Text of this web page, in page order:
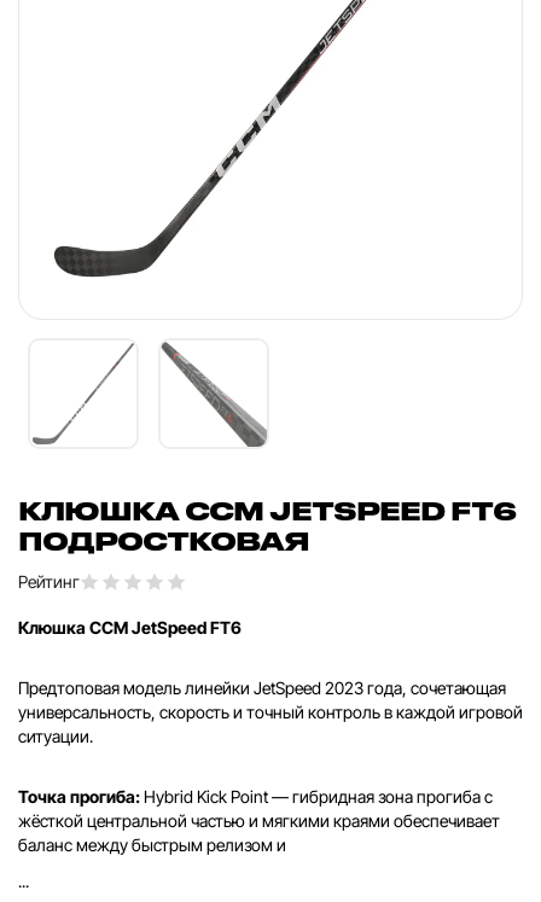
КЛЮШКА CCM JETSPEED FT6
ПОДРОСТКОВАЯ
Рейтинг
Клюшка CCM JetSpeed FT6
Предтоповая модель линейки JetSpeed 2023 года, сочетающая
универсальность, скорость и точный контроль в каждой игровой
ситуации.
Точка прогиба:Hybrid Kick Point — гибридная зона прогиба с
жёсткой центральной частью и мягкими краями обеспечивает
баланс между быстрым релизом и
...